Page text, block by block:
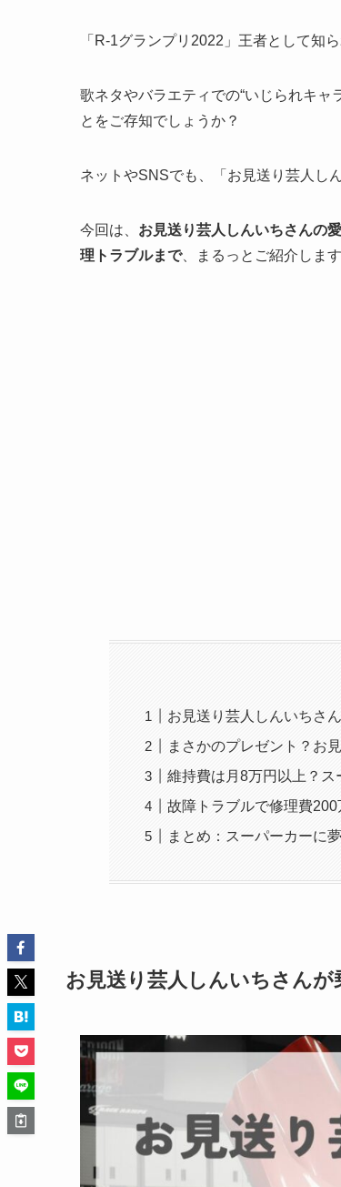
「R-1グランプリ2022」王者として知
歌ネタやバラエティでの“いじられキャ
とをご存知でしょうか？
ネットやSNSでも、「お見送り芸人し
今回は、 お見送り芸人しんいちさんの
理トラブルまで、まるっとご紹介します
お見送り芸人しんいちさ
まさかのプレゼント？お
維持費は月8万円以上？
故障トラブルで修理費
まとめ：スーパーカーに
お見送り芸人しんいちさん